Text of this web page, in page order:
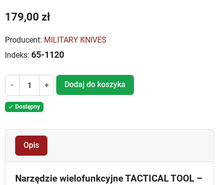
179,00 zł
Producent: MILITARY KNIVES
Indeks: 65-1120
- + Dodaj do koszyka
 Dostępny
Opis
Narzędzie wielofunkcyjne TACTICAL TOOL –